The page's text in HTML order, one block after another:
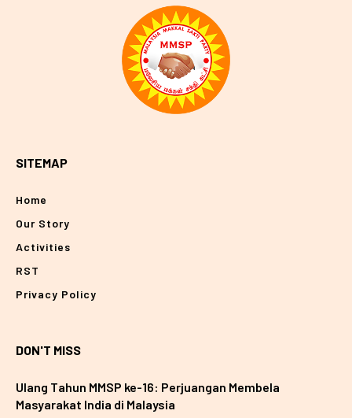
SITEMAP
Home
Our Story
Activities
RST
Privacy Policy
DON'T MISS
Ulang Tahun MMSP ke-16: Perjuangan Membela
Masyarakat India di Malaysia